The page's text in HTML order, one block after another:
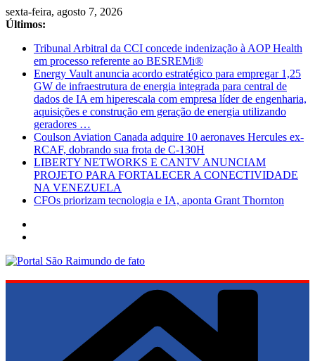
Pular
para
conteúdo
sexta-feira, agosto 7, 2026
Últimos:
Tribunal Arbitral da CCI concede indenização à AOP Health
em processo referente ao BESREMi®
Energy Vault anuncia acordo estratégico para empregar 1,25
GW de infraestrutura de energia integrada para central de
dados de IA em hiperescala com empresa líder de engenharia,
aquisições e construção em geração de energia utilizando
geradores …
Coulson Aviation Canada adquire 10 aeronaves Hercules ex-
RCAF, dobrando sua frota de C-130H
LIBERTY NETWORKS E CANTV ANUNCIAM
PROJETO PARA FORTALECER A CONECTIVIDADE
NA VENEZUELA
CFOs priorizam tecnologia e IA, aponta Grant Thornton